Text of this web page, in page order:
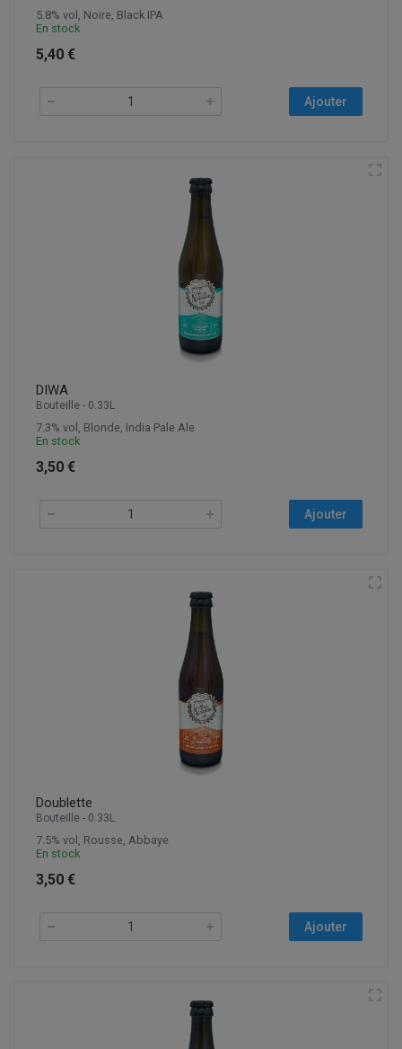
5.8% vol, Noire, Black IPA
En stock
5,40 €
Ajouter
DIWA
Bouteille - 0.33L
7.3% vol, Blonde, India Pale Ale
En stock
3,50 €
Ajouter
Doublette
Bouteille - 0.33L
7.5% vol, Rousse, Abbaye
En stock
3,50 €
Ajouter